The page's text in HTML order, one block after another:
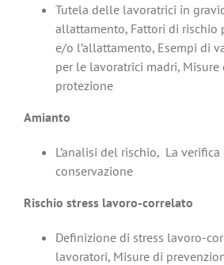
Tutela delle lavoratrici in
allattamento, Fattori di rischio
e/o l’allattamento, Esempi di
per le lavoratrici madri, Misure
protezione
Amianto
L’analisi del rischio, La
conservazione
Rischio stress lavoro-correlato
Definizione di stress lavoro-
lavoratori, Misure di